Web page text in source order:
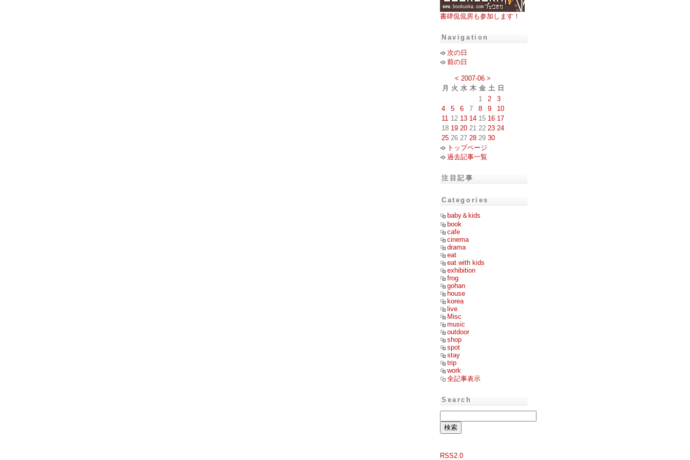
書肆侃侃房も参加します！
Navigation
次の日
前の日
< 2007-06 >
月
火 水 木 金 土 日
1
2
3
4
5 6 7 8 9
10
11 12 13 14 15 16 17
18 19 20 21 22 23 24
25 26 27 28 29 30
トップページ
過去記事一覧
注目記事
Categories
baby＆kids
book
cafe
cinema
drama
eat
eat with kids
exhibition
frog
gohan
house
korea
live
Misc
music
outdoor
shop
spot
stay
trip
work
全記事表示
Search
RSS2.0